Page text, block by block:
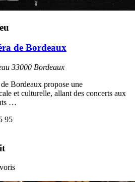
de Bordeaux
33000 Bordeaux
Bordeaux propose une
et culturelle, allant des concerts aux
…
95